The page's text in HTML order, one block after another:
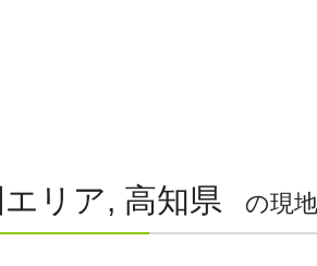
エリア, 高知県 の現